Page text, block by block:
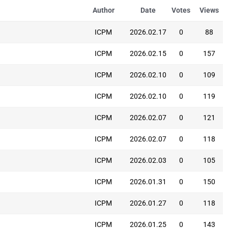
Author Date Votes Views
ICPM 2026.02.17 0 88
ICPM 2026.02.15 0 157
ICPM 2026.02.10 0 109
ICPM 2026.02.10 0 119
ICPM 2026.02.07 0 121
ICPM 2026.02.07 0 118
ICPM 2026.02.03 0 105
ICPM 2026.01.31 0 150
ICPM 2026.01.27 0 118
ICPM 2026.01.25 0 143